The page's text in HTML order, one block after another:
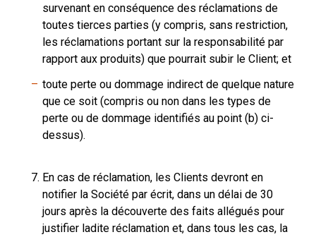
survenant en conséquence des réclamations de
toutes tierces parties (y compris, sans restriction,
les réclamations portant sur la responsabilité par
rapport aux produits) que pourrait subir le Client; et
toute perte ou dommage indirect de quelque nature
que ce soit (compris ou non dans les types de
perte ou de dommage identifiés au point (b) ci-
dessus).
En cas de réclamation, les Clients devront en
notifier la Société par écrit, dans un délai de 30
jours après la découverte des faits allégués pour
justifier ladite réclamation et, dans tous les cas, la